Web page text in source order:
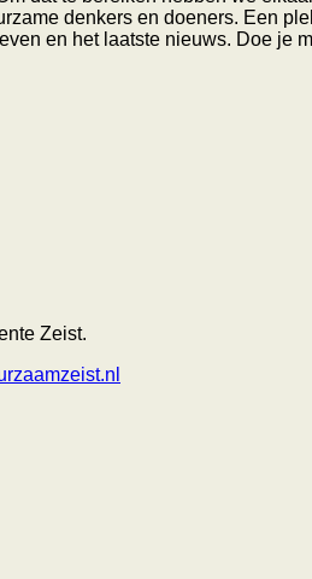
denkers en doeners. Een
en het laatste nieuws. Doe je
Zeist.